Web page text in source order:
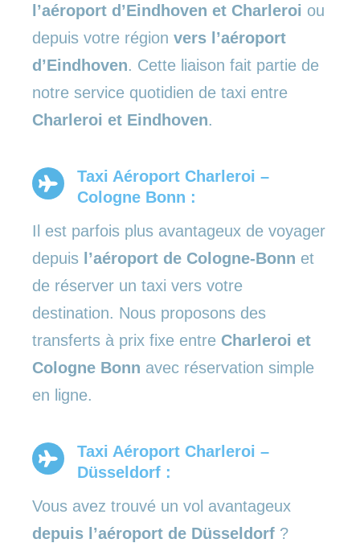
l’aéroport d’Eindhoven et Charleroi ou
depuis votre région vers l’aéroport
d’Eindhoven. Cette liaison fait partie de
notre service quotidien de taxi entre
Charleroi et Eindhoven.
Taxi Aéroport Charleroi –
Cologne Bonn :
Il est parfois plus avantageux de voyager
depuis l’aéroport de Cologne-Bonn et
de réserver un taxi vers votre
destination. Nous proposons des
transferts à prix fixe entre Charleroi et
Cologne Bonn avec réservation simple
en ligne.
Taxi Aéroport Charleroi –
Düsseldorf :
Vous avez trouvé un vol avantageux
depuis l’aéroport de Düsseldorf ?